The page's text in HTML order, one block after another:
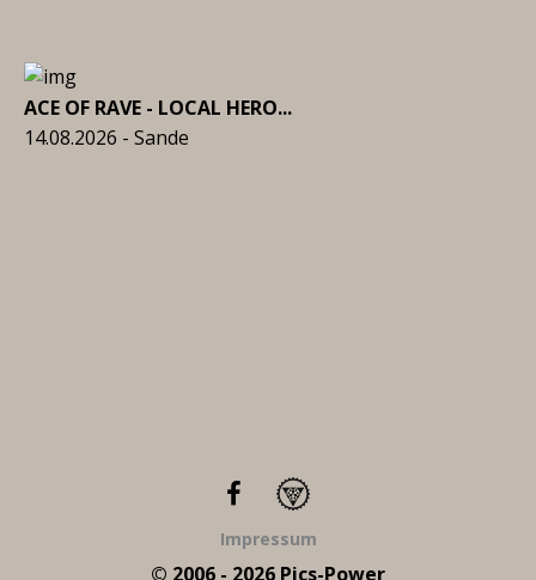
ACE OF RAVE - LOCAL HERO...
14.08.2026 - Sande
Impressum
© 2006 - 2026 Pics-Power